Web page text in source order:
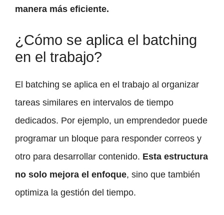
manera más eficiente.
¿Cómo se aplica el batching
en el trabajo?
El batching se aplica en el trabajo al organizar
tareas similares en intervalos de tiempo
dedicados. Por ejemplo, un emprendedor puede
programar un bloque para responder correos y
otro para desarrollar contenido. Esta estructura
no solo mejora el enfoque, sino que también
optimiza la gestión del tiempo.